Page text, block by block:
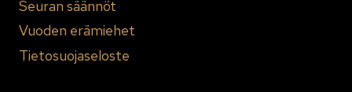
Seuran säännöt
Vuoden erämiehet
Tietosuojaseloste